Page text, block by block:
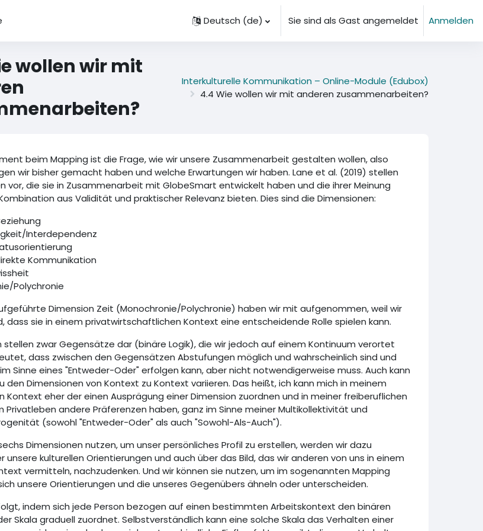
Deutsch ‎(de)‎ Sie sind als Gast angemeldet Anmelden
wollen wir mit
Interkulturelle Kommunikation – Online-Module (Edubox)
4.4 Wie wollen wir mit anderen zusammenarbeiten?
beim Mapping ist die Frage, wie wir unsere Zusammenarbeit gestalten wollen, also
wir bisher gemacht haben und welche Erwartungen wir haben. Lane et al. (2019) stellen
vor, die sie in Zusammenarbeit mit GlobeSmart entwickelt haben und die ihrer Meinung
aus Validität und praktischer Relevanz bieten. Dies sind die Dimensionen:
Interdependenz
Kommunikation
Polychronie
Dimension Zeit (Monochronie/Polychronie) haben wir mit aufgenommen, weil wir
dass sie in einem privatwirtschaftlichen Kontext eine entscheidende Rolle spielen kann.
stellen zwar Gegensätze dar (binäre Logik), die wir jedoch auf einem Kontinuum verortet
dass zwischen den Gegensätzen Abstufungen möglich und wahrscheinlich sind und
Sinne eines "Entweder-Oder" erfolgen kann, aber nicht notwendigerweise muss. Auch kann
den Dimensionen von Kontext zu Kontext variieren. Das heißt, ich kann mich in meinem
Kontext eher der einen Ausprägung einer Dimension zuordnen und in meiner freiberuflichen
Privatleben andere Präferenzen haben, ganz im Sinne meiner Multikollektivität und
(sowohl "Entweder-Oder" als auch "Sowohl-Als-Auch").
Dimensionen nutzen, um unser persönliches Profil zu erstellen, werden wir dazu
unsere kulturellen Orientierungen und auch über das Bild, das wir anderen von uns in einem
vermitteln, nachzudenken. Und wir können sie nutzen, um im sogenannten Mapping
unsere Orientierungen und die unseres Gegenübers ähneln oder unterscheiden.
indem sich jede Person bezogen auf einen bestimmten Arbeitskontext den binären
Skala graduell zuordnet. Selbstverständlich kann eine solche Skala das Verhalten einer